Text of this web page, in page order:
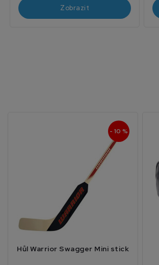
Zobrazit
- 10 %
Hůl Warrior Swagger Mini stick